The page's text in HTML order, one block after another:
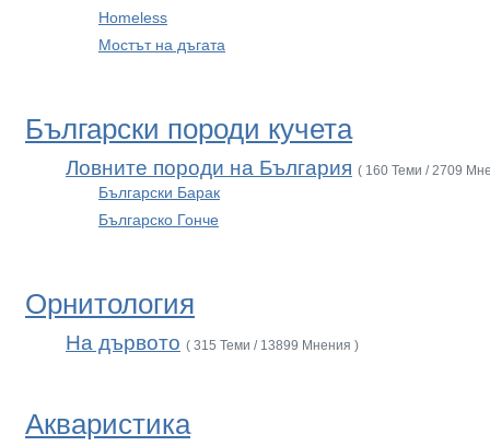
Homeless
Мостът на дъгата
Български породи кучета
Ловните породи на България ( 160 Теми / 2709
Български Барак
Българско Гонче
Орнитология
На дървото ( 315 Теми / 13899 Мнения )
Акваристика